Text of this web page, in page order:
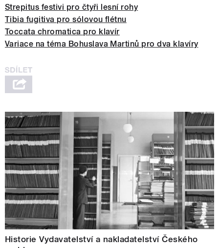
Strepitus festivi pro čtyři lesní rohy
Tibia fugitiva pro sólovou flétnu
Toccata chromatica pro klavír
Variace na téma Bohuslava Martinů pro dva klavíry
Historie Vydavatelství a nakladatelství Českého